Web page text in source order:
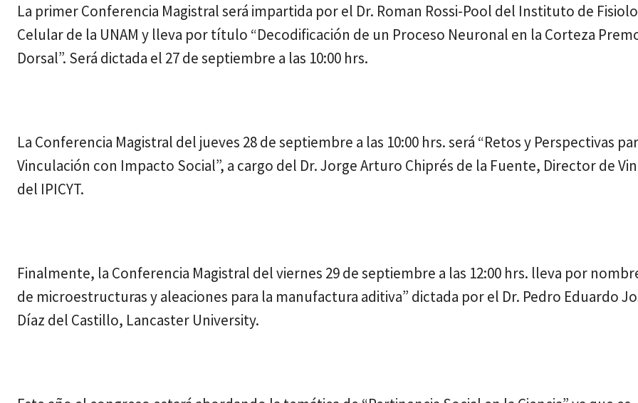
La primer Conferencia Magistral será impartida por el Dr. Roman Rossi-Pool del Instituto de
Celular de la UNAM y lleva por título “Decodificación de un Proceso Neuronal en la Corteza
Dorsal”. Será dictada el 27 de septiembre a las 10:00 hrs.
La Conferencia Magistral del jueves 28 de septiembre a las 10:00 hrs. será “Retos y Perspectivas
Vinculación con Impacto Social”, a cargo del Dr. Jorge Arturo Chiprés de la Fuente, Director de
del IPICYT.
Finalmente, la Conferencia Magistral del viernes 29 de septiembre a las 12:00 hrs. lleva por
de microestructuras y aleaciones para la manufactura aditiva” dictada por el Dr. Pedro Eduardo
Díaz del Castillo, Lancaster University.